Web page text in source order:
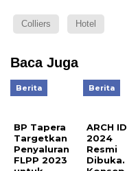
Colliers Hotel
Baca Juga
Berita
BP Tapera
Targetkan
Penyaluran
FLPP 2023
Berita
ARCH ID
2024
Resmi
Dibuka.